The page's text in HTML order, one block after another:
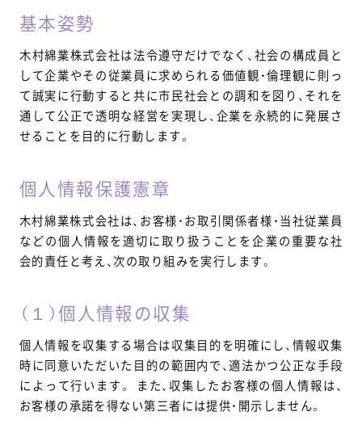
基本姿勢
木村綿業株式会社は法令遵守だけでなく、社会の構成員と
して企業やその従業員に求められる価値観・倫理観に則っ
て誠実に行動すると共に市民社会との調和を図り、それを
通して公正で透明な経営を実現し、企業を永続的に発展さ
せることを目的に行動します。
個人情報保護憲章
木村綿業株式会社は、お客様・お取引関係者様・当社従業員
などの個人情報を適切に取り扱うことを企業の重要な社
会的責任と考え、次の取り組みを実行します。
（１）個人情報の収集
個人情報を収集する場合は収集目的を明確にし、情報収集
時に同意いただいた目的の範囲内で、適法かつ公正な手段
によって行います。 また、収集したお客様の個人情報は、
お客様の承諾を得ない第三者には提供・開示しません。